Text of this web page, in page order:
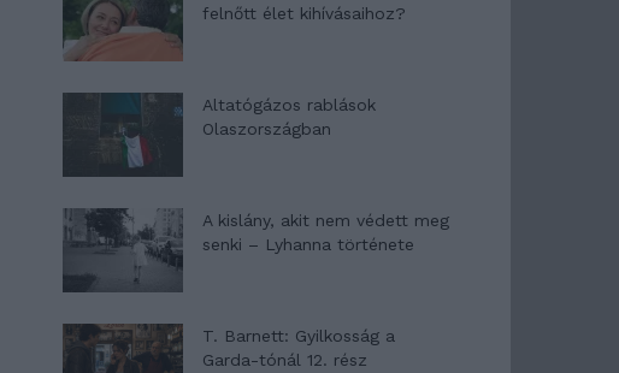
felnőtt élet kihívásaihoz?
Altatógázos rablások
Olaszországban
A kislány, akit nem védett meg
senki – Lyhanna története
T. Barnett: Gyilkosság a
Garda-tónál 12. rész